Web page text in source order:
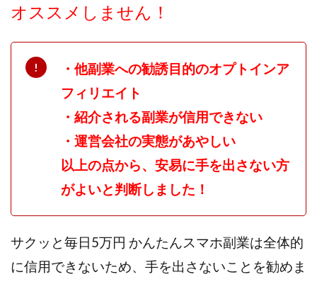
オススメしません！
・他副業への勧誘目的のオプトインア
フィリエイト
・紹介される副業が信用できない
・運営会社の実態があやしい
以上の点から、安易に手を出さない方
がよいと判断しました！
サクッと毎日5万円 かんたんスマホ副業は全体的
に信用できないため、手を出さないことを勧めま